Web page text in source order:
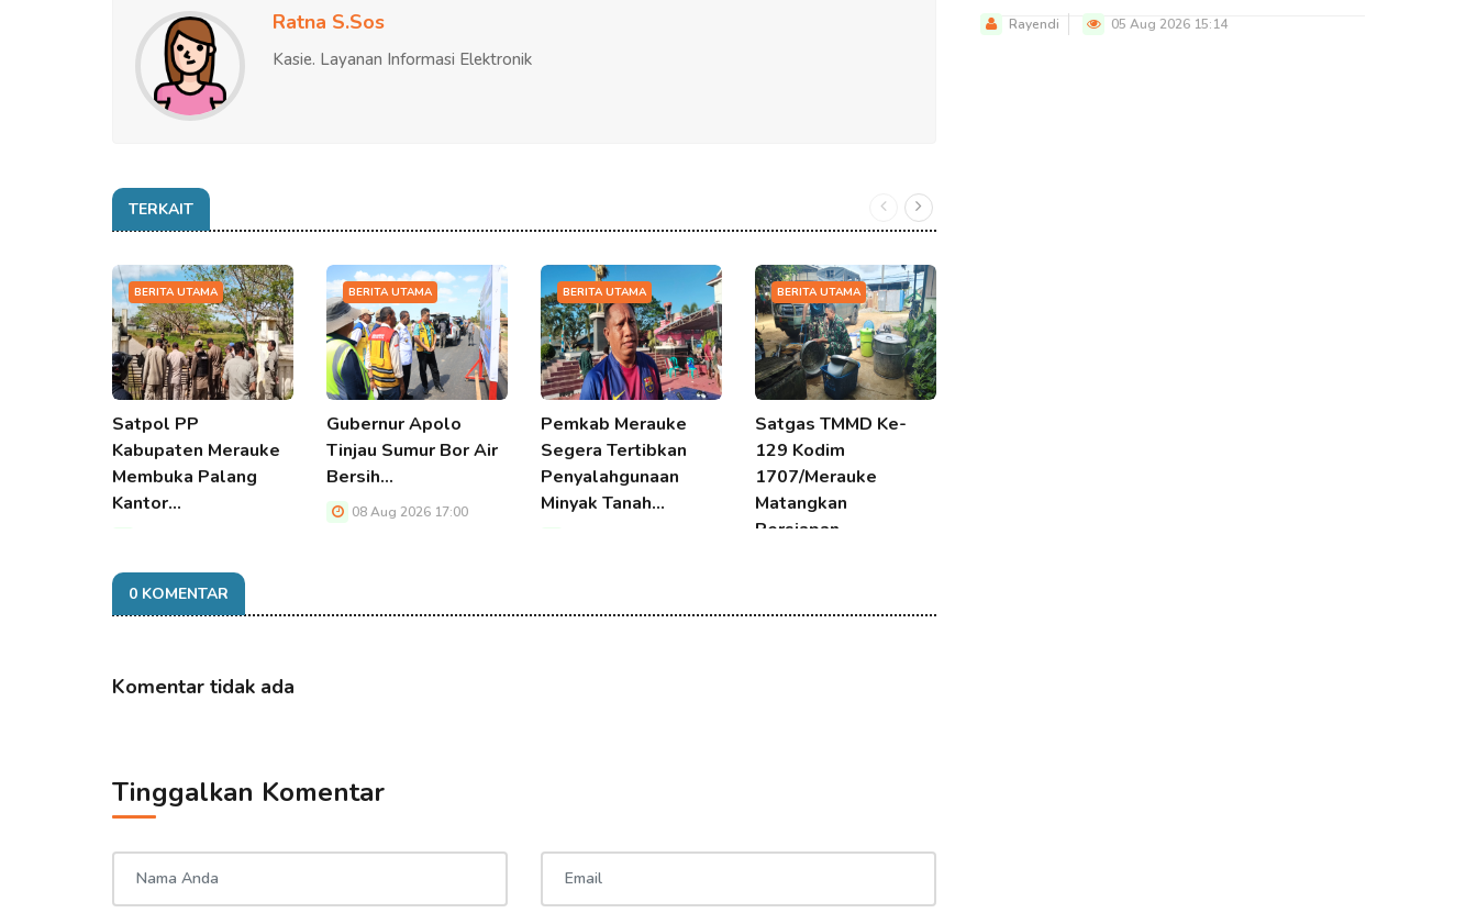
Ratna S.Sos
Kasie. Layanan Informasi Elektronik
TERKAIT
BERITA UTAMA
Satpol PP
Kabupaten Merauke
Membuka Palang
Kantor…
BERITA UTAMA
Gubernur Apolo
Tinjau Sumur Bor Air
Bersih…
08 Aug 2026 17:00
BERITA UTAMA
Pemkab Merauke
Segera Tertibkan
Penyalahgunaan
Minyak Tanah…
BERITA UTAMA
Satgas TMMD Ke-
129 Kodim
1707/Merauke
Matangkan
Persiapan…
0 KOMENTAR
Komentar tidak ada
Tinggalkan Komentar
Rayendi 05 Aug 2026 15:14